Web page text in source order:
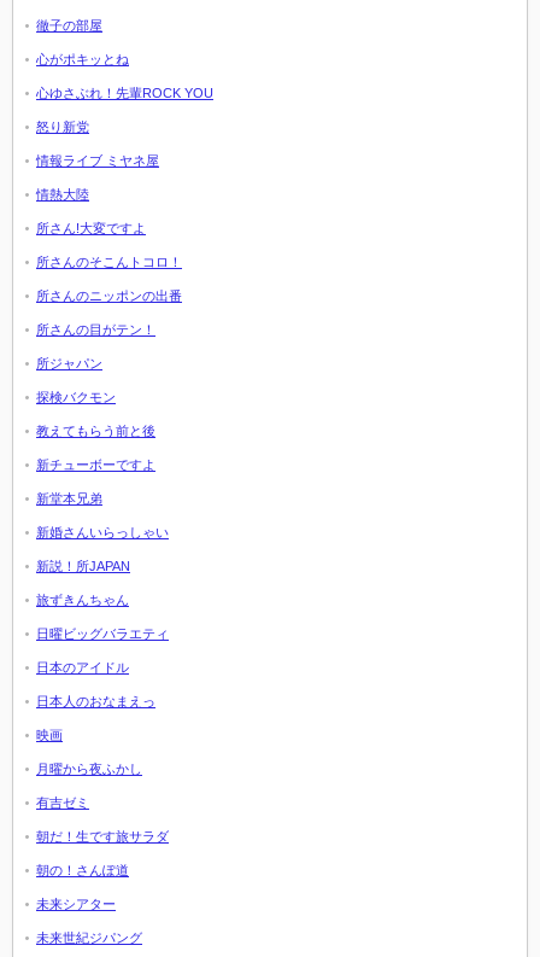
徹子の部屋
心がポキッとね
心ゆさぶれ！先輩ROCK YOU
怒り新党
情報ライブ ミヤネ屋
情熱大陸
所さん!大変ですよ
所さんのそこんトコロ！
所さんのニッポンの出番
所さんの目がテン！
所ジャパン
探検バクモン
教えてもらう前と後
新チューボーですよ
新堂本兄弟
新婚さんいらっしゃい
新説！所JAPAN
旅ずきんちゃん
日曜ビッグバラエティ
日本のアイドル
日本人のおなまえっ
映画
月曜から夜ふかし
有吉ゼミ
朝だ！生です旅サラダ
朝の！さんぽ道
未来シアター
未来世紀ジパング